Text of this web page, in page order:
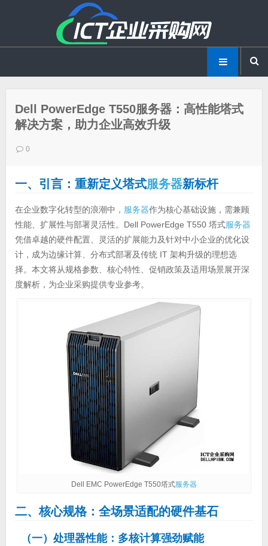
Dell PowerEdge T550服务器：高性能塔式
解决方案，助力企业高效升级
0
一、引言：重新定义塔式服务器新标杆
在企业数字化转型的浪潮中， 服务器作为核心基础设施，需兼顾
性能、扩展性与部署灵活性。Dell PowerEdge T550 塔式服务器
凭借卓越的硬件配置、灵活的扩展能力及针对中小企业的优化设
计，成为边缘计算、分布式部署及传统 IT 架构升级的理想选
择。本文将从规格参数、核心特性、促销政策及适用场景展开深
度解析，为企业采购提供专业参考。
Dell EMC PowerEdge T550塔式服务器
二、核心规格：全场景适配的硬件基石
（一）处理器性能：多核计算强劲赋能